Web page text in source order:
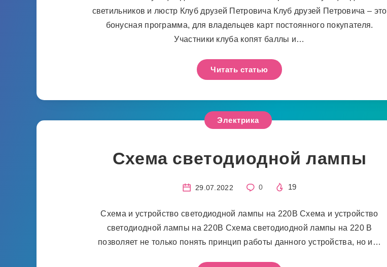
светильников и люстр Клуб друзей Петровича Клуб друзей Петровича – это
бонусная программа, для владельцев карт постоянного покупателя.
Участники клуба копят баллы и…
Читать статью
Электрика
Схема светодиодной лампы
29.07.2022 0 19
Схема и устройство светодиодной лампы на 220В Схема и устройство
светодиодной лампы на 220В Схема светодиодной лампы на 220 В
позволяет не только понять принцип работы данного устройства, но и…